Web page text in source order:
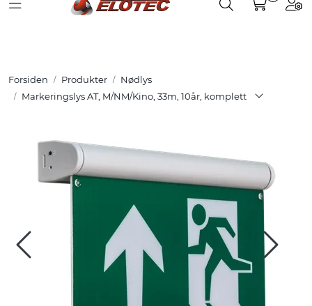
Skip to main content Partnerweb
Toggle navigation Toggle search
Forsiden Produkter
Nødlys
Markeringslys AT, M/NM/Kino, 33m, 10år, komplett
Løsninger
Nettbutikk